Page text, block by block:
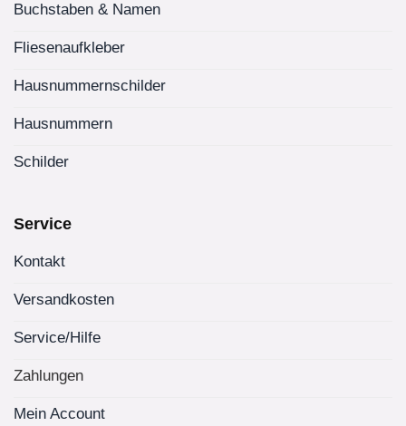
Buchstaben & Namen
Fliesenaufkleber
Hausnummernschilder
Hausnummern
Schilder
Service
Kontakt
Versandkosten
Service/Hilfe
Zahlungen
Mein Account